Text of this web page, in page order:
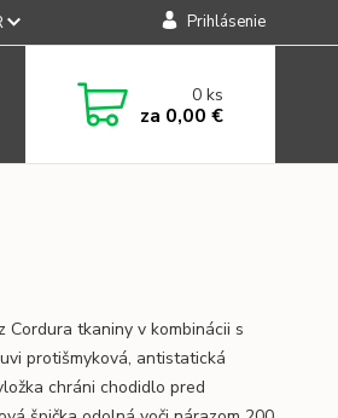
Prihlásenie
0ks
za 0,00 €
tkaniny v kombinácii s
protišmyková, antistatická
chráni chodidlo pred